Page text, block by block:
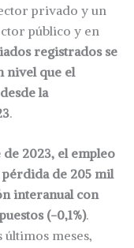
privado y un
público y en
registrados se
nivel que el
la
.
2023, el empleo
de 205 mil
interanual con
(-0,1%).
últimos meses,